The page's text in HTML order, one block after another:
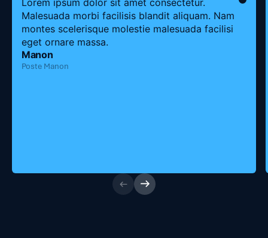
Lorem ipsum dolor sit amet consectetur.
Malesuada morbi facilisis blandit aliquam. Nam
montes scelerisque molestie malesuada facilisi
eget ornare massa.
Manon
Poste Manon